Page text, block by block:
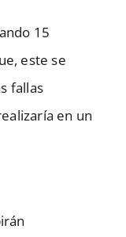
15
este se
fallas
en un